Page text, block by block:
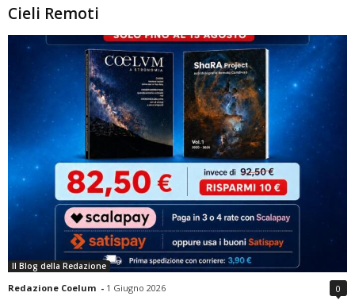
Cieli Remoti
Il Blog della Redazione
Redazione Coelum - 1 Giugno 2026 0